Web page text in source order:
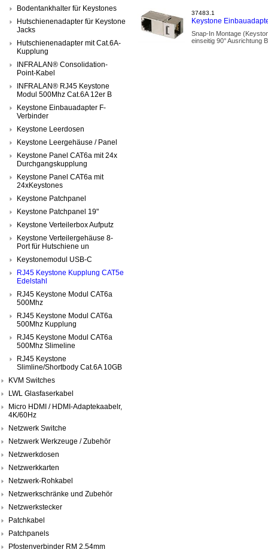
Bodentankhalter für Keystones
Hutschienenadapter für Keystone
Jacks
Hutschienenadapter mit Cat.6A-
Kupplung
INFRALAN® Consolidation-
Point-Kabel
INFRALAN® RJ45 Keystone
Modul 500Mhz Cat.6A 12er B
Keystone Einbauadapter F-
Verbinder
Keystone Leerdosen
Keystone Leergehäuse / Panel
Keystone Panel CAT6a mit 24x
Durchgangskupplung
Keystone Panel CAT6a mit
24xKeystones
Keystone Patchpanel
Keystone Patchpanel 19"
Keystone Verteilerbox Aufputz
Keystone Verteilergehäuse 8-
Port für Hutschiene un
Keystonemodul USB-C
RJ45 Keystone Kupplung CAT5e
Edelstahl
RJ45 Keystone Modul CAT6a
500Mhz
RJ45 Keystone Modul CAT6a
500Mhz Kupplung
RJ45 Keystone Modul CAT6a
500Mhz Slimeline
RJ45 Keystone
Slimline/Shortbody Cat.6A 10GB
KVM Switches
LWL Glasfaserkabel
Micro HDMI / HDMI-Adaptekaabelr,
4K/60Hz
Netzwerk Switche
Netzwerk Werkzeuge / Zubehör
Netzwerkdosen
Netzwerkkarten
Netzwerk-Rohkabel
Netzwerkschränke und Zubehör
Netzwerkstecker
Patchkabel
Patchpanels
Pfostenverbinder RM 2,54mm
37483.1
Keystone
Snap-In Montage
einseitig 90° Ausrichtung